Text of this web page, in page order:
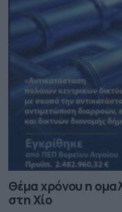
Θέμα χρόνου η
στη Χίο